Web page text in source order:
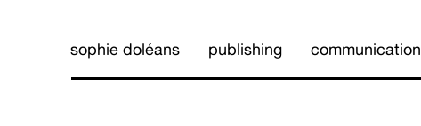
sophie doléans publishing communication